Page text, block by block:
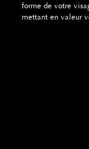
forme de votre
mettant en valeur